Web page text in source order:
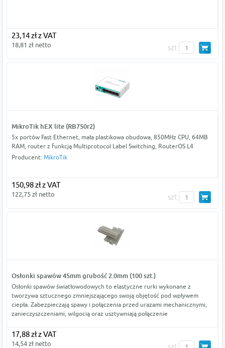
23,14 zł z VAT
18,81 zł netto szt
MikroTik hEX lite (RB750r2)
5x portów Fast Ethernet, mała plastikowa obudowa, 850MHz CPU, 64MB
RAM, router z funkcją Multiprotocol Label Switching, RouterOS L4
Producent: MikroTik
150,98 zł z VAT
122,75 zł netto szt
Osłonki spawów 45mm grubość 2.0mm (100 szt.)
Osłonki spawów światłowodowych to elastyczne rurki wykonane z
tworzywa sztucznego zmniejszającego swoją objętość pod wpływem
ciepła. Zabezpieczają spawy i połączenia przed urazami mechanicznymi,
zanieczyszczeniami, wilgocią oraz usztywniają połączenie
17,88 zł z VAT
14,54 zł netto